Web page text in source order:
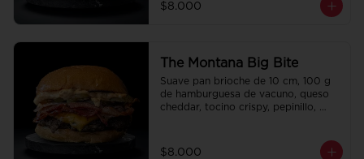
$8.000
The Montana Big Bite
Suave pan brioche de 10 cm, 100 g
de hamburguesa de vacuno, queso
cheddar, tocino crispy, pepinillo,
$8.000